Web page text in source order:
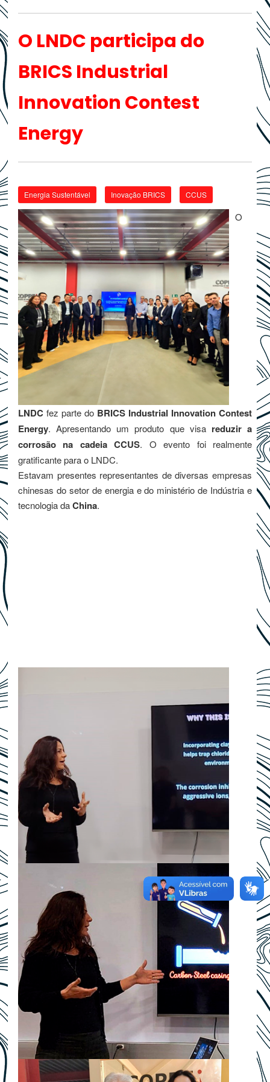
O LNDC participa do
BRICS Industrial
Innovation Contest
Energy
Energia Sustentável Inovação BRICS CCUS
O
LNDC fez parte do BRICS Industrial Innovation Contest
Energy. Apresentando um produto que visa reduzir a
corrosão na cadeia CCUS. O evento foi realmente
gratificante para o LNDC.
Estavam presentes representantes de diversas empresas
chinesas do setor de energia e do ministério de Indústria e
tecnologia daChina.